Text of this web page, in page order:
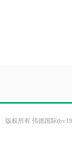
版权所有 伟德国际